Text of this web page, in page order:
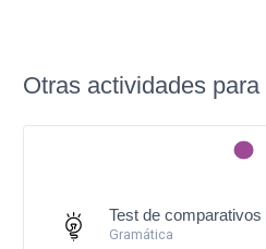
Otras actividades
Test de
Gramática